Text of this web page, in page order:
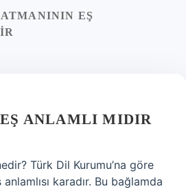
EŞ
ANLAMLI MIDIR
Türk Dil Kurumu’na göre
karadır. Bu bağlamda